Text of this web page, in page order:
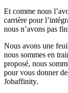
Et comme nous
carrière pour
nous n’avons pas
Nous avons une
nous sommes en
proposé, nous
pour vous donner
Jobaffinity.